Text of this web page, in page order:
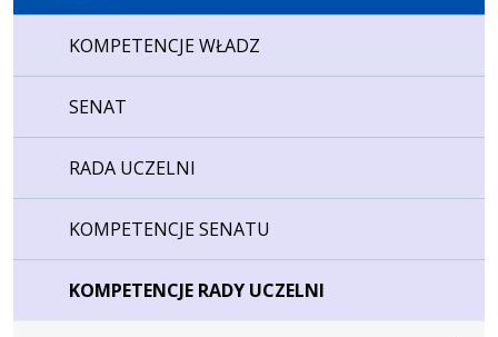
KOMPETENCJE WŁADZ
SENAT
RADA UCZELNI
KOMPETENCJE SENATU
KOMPETENCJE RADY UCZELNI